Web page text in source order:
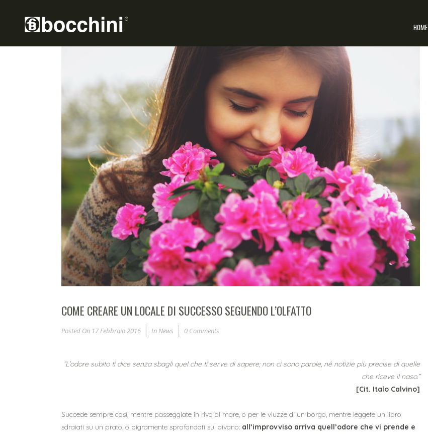
HOME
COME CREARE UN LOCALE DI SUCCESSO SEGUENDO L’OLFATTO
Posted On 17 Febbraio 2016 InNews 0 Comments
“L’odore subito ti dice senza sbagli quel che ti serve di sapere; non ci sono parole, né notizie più precise di quelle
che riceve il naso.”
[Cit. Italo Calvino]
Succede sempre così, mentre passeggiate in riva al mare, o per le viuzze di un borgo, mentre leggete un libro
sdraiati su un prato, o pigramente sprofondati sul divano: all’improvviso arriva quell’odore che vi prende e